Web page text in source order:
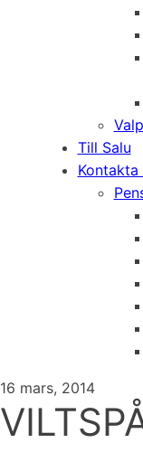
Till Salu
Kontakta
16 mars, 2014